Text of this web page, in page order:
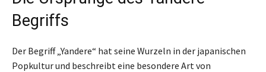
Begriffs
Der Begriff „Yandere“ hat seine Wurzeln in der japanischen
Popkultur und beschreibt eine besondere Art von